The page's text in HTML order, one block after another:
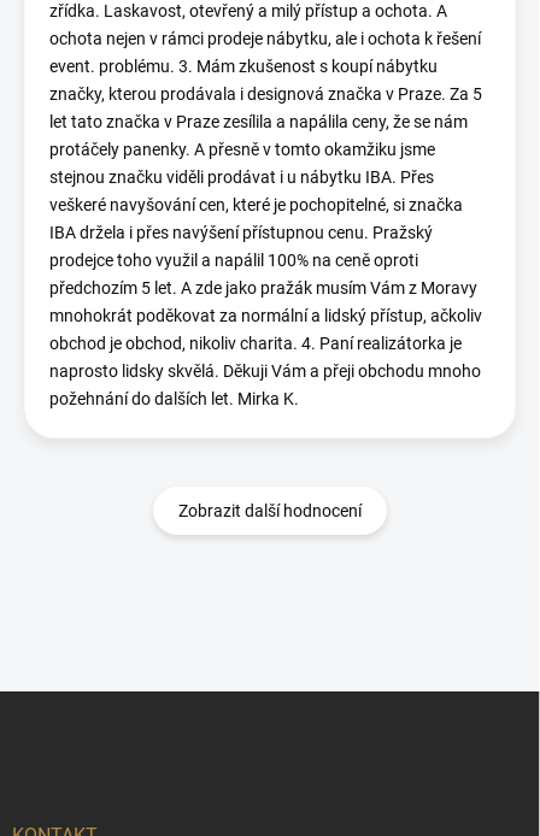
zřídka. Laskavost, otevřený a milý přístup a ochota. A
ochota nejen v rámci prodeje nábytku, ale i ochota k řešení
event. problému. 3. Mám zkušenost s koupí nábytku
značky, kterou prodávala i designová značka v Praze. Za 5
let tato značka v Praze zesílila a napálila ceny, že se nám
protáčely panenky. A přesně v tomto okamžiku jsme
stejnou značku viděli prodávat i u nábytku IBA. Přes
veškeré navyšování cen, které je pochopitelné, si značka
IBA držela i přes navýšení přístupnou cenu. Pražský
prodejce toho využil a napálil 100% na ceně oproti
předchozím 5 let. A zde jako pražák musím Vám z Moravy
mnohokrát poděkovat za normální a lidský přístup, ačkoliv
obchod je obchod, nikoliv charita. 4. Paní realizátorka je
naprosto lidsky skvělá. Děkuji Vám a přeji obchodu mnoho
požehnání do dalších let. Mirka K.
Zobrazit další hodnocení